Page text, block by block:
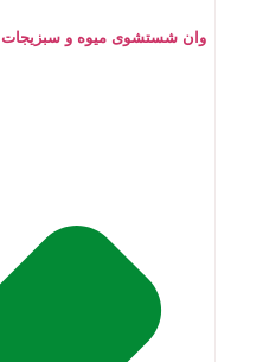
وان شستشوی میوه و سبزیجات